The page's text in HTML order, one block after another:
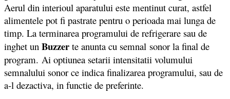
Aerul din interioul aparatului este mentinut curat, astfel
alimentele pot fi pastrate pentru o perioada mai lunga de
timp. La terminarea programului de refrigerare sau de
inghet un Buzzer te anunta cu semnal sonor la final de
program. Ai optiunea setarii intensitatii volumului
semnalului sonor ce indica finalizarea programului, sau de
a-l dezactiva, in functie de preferinte.